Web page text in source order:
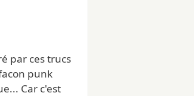
par ces trucs
punk
Car c'est